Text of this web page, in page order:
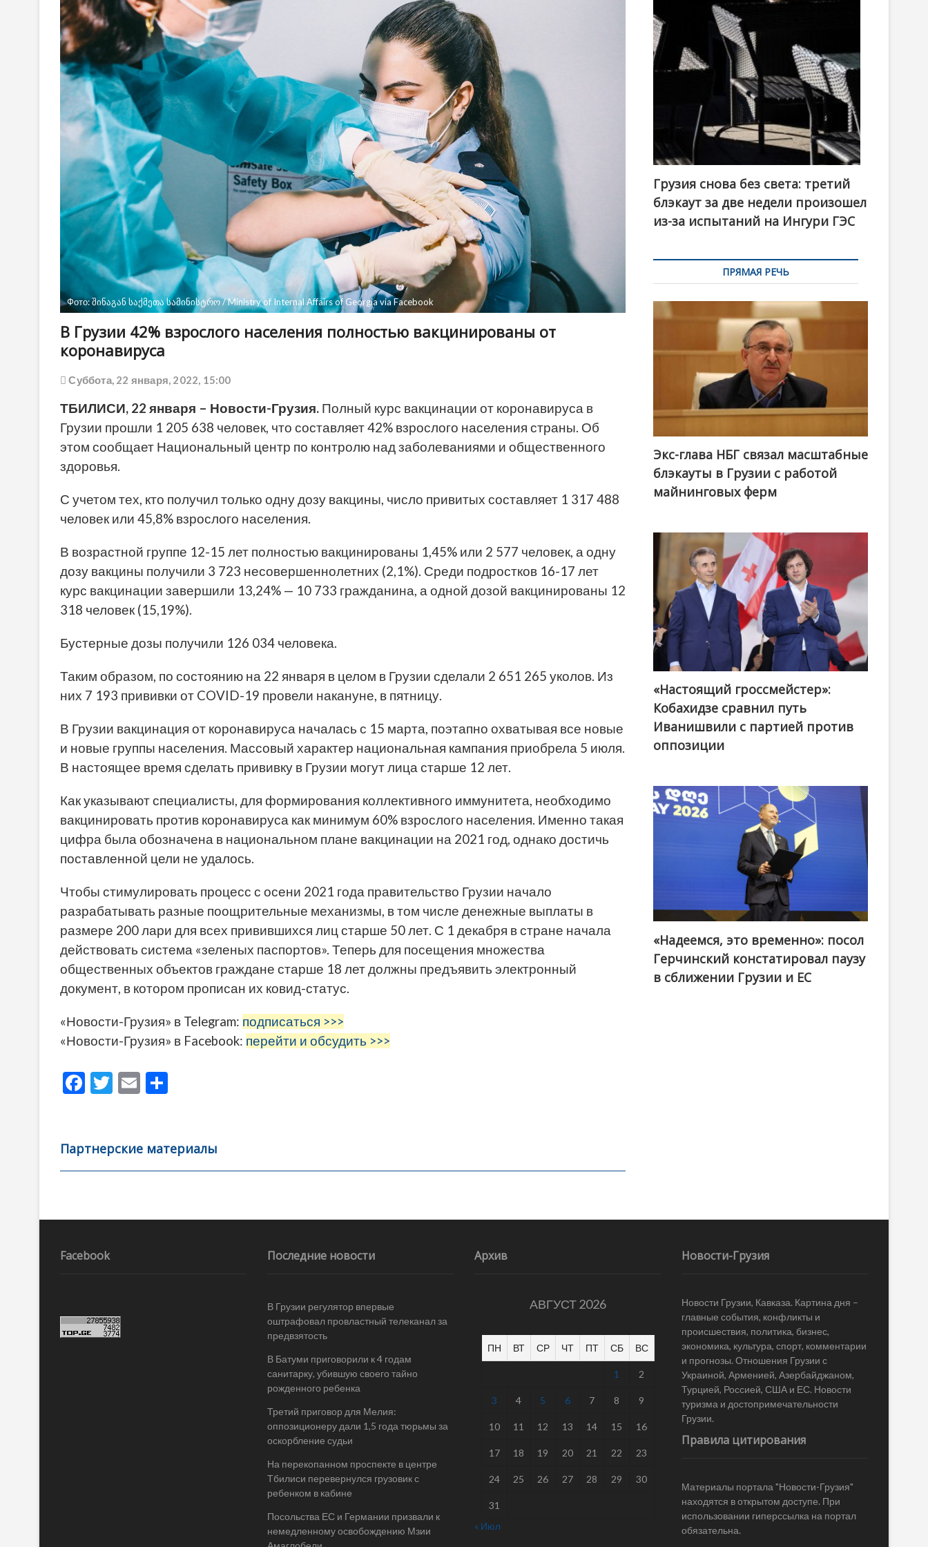
Фото: შინაგან საქმეთა სამინისტრო / Ministry of Internal Affairs of Georgia via Facebook
В Грузии 42% взрослого населения полностью вакцинированы от
коронавируса
Суббота, 22 января, 2022, 15:00
ТБИЛИСИ, 22 января – Новости-Грузия. Полный курс вакцинации от коронавируса в
Грузии прошли 1 205 638 человек, что составляет 42% взрослого населения страны. Об
этом сообщает Национальный центр по контролю над заболеваниями и общественного
здоровья.
С учетом тех, кто получил только одну дозу вакцины, число привитых составляет 1 317 488
человек или 45,8% взрослого населения.
В возрастной группе 12-15 лет полностью вакцинированы 1,45% или 2 577 человек, а одну
дозу вакцины получили 3 723 несовершеннолетних (2,1%). Среди подростков 16-17 лет
курс вакцинации завершили 13,24% — 10 733 гражданина, а одной дозой вакцинированы 12
318 человек (15,19%).
Бустерные дозы получили 126 034 человека.
Таким образом, по состоянию на 22 января в целом в Грузии сделали 2 651 265 уколов. Из
них 7 193 прививки от COVID-19 провели накануне, в пятницу.
В Грузии вакцинация от коронавируса началась с 15 марта, поэтапно охватывая все новые
и новые группы населения. Массовый характер национальная кампания приобрела 5 июля.
В настоящее время сделать прививку в Грузии могут лица старше 12 лет.
Как указывают специалисты, для формирования коллективного иммунитета, необходимо
вакцинировать против коронавируса как минимум 60% взрослого населения. Именно такая
цифра была обозначена в национальном плане вакцинации на 2021 год, однако достичь
поставленной цели не удалось.
Чтобы стимулировать процесс с осени 2021 года правительство Грузии начало
разрабатывать разные поощрительные механизмы, в том числе денежные выплаты в
размере 200 лари для всех привившихся лиц старше 50 лет. С 1 декабря в стране начала
действовать система «зеленых паспортов». Теперь для посещения множества
общественных объектов граждане старше 18 лет должны предъявить электронный
документ, в котором прописан их ковид-статус.
«Новости-Грузия» в Telegram: подписаться >>>
«Новости-Грузия» в Facebook: перейти и обсудить >>>
F
b
o
k
T
er
E
l
а
в
ть
Партнерские материалы
Навигация
записям
Грузия снова без света: третий
блэкаут за две недели произошел
из-за испытаний на Ингури ГЭС
ПРЯМАЯ РЕЧЬ
Экс-глава НБГ связал масштабные
блэкауты в Грузии с работой
майнинговых ферм
@ქართული ოცნება / Georgian Dream
«Настоящий гроссмейстер»:
Кобахидзе сравнил путь
Иванишвили с партией против
оппозиции
«Надеемся, это временно»: посол
Герчинский констатировал паузу
в сближении Грузии и ЕС
Facebook Последние новости
В Грузии регулятор впервые
оштрафовал провластный телеканал за
предвзятость
В Батуми приговорили к 4 годам
санитарку, убившую своего тайно
рожденного ребенка
Третий приговор для Мелия:
оппозиционеру дали 1,5 года тюрьмы за
оскорбление судьи
На перекопанном проспекте в центре
Тбилиси перевернулся грузовик с
ребенком в кабине
Посольства ЕС и Германии призвали к
немедленному освобождению Мзии
Архив
АВГУСТ 2026
ПН ВТ СР ЧТ ПТ СБ ВС
1 2
3 4 5 6 7 8 9
10 11 12 13 14 15 16
17 18 19 20 21 22 23
24 25 26 27 28 29 30
31
« Июл
Новости-Грузия
Новости Грузии, Кавказа. Картина дня –
главные события, конфликты и
происшествия, политика, бизнес,
экономика, культура, спорт, комментарии
и прогнозы. Отношения Грузии с
Украиной, Арменией, Азербайджаном,
Турцией, Россией, США и ЕС. Новости
туризма и достопримечательности
Грузии.
Правила цитирования
Материалы портала "Новости-Грузия"
находятся в открытом доступе. При
использовании гиперссылка на портал
обязательна.